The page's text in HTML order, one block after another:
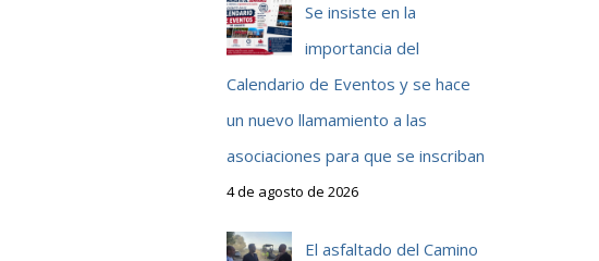
Se insiste en la
importancia del
Calendario de Eventos y se hace
un nuevo llamamiento a las
asociaciones para que se inscriban
4 de agosto de 2026
El asfaltado del Camino